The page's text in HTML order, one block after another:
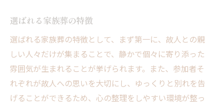
選ばれる家族葬の特徴
選ばれる家族葬の特徴として、まず第一に、故人との親
しい人々だけが集まることで、静かで個々に寄り添った
雰囲気が生まれることが挙げられます。また、参加者そ
れぞれが故人への思いを大切にし、ゆっくりと別れを告
げることができるため、心の整理をしやすい環境が整っ